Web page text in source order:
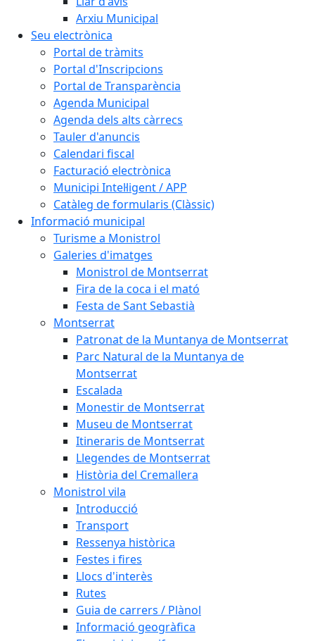
Arxiu Municipal
Seu electrònica
Portal de tràmits
Portal d'Inscripcions
Portal de Transparència
Agenda Municipal
Agenda dels alts càrrecs
Tauler d'anuncis
Calendari fiscal
Facturació electrònica
Municipi Intel·ligent / APP
Catàleg de formularis (Clàssic)
Informació municipal
Turisme a Monistrol
Galeries d'imatges
Monistrol de Montserrat
Fira de la coca i el mató
Festa de Sant Sebastià
Montserrat
Patronat de la Muntanya de Montserrat
Parc Natural de la Muntanya de
Montserrat
Escalada
Monestir de Montserrat
Museu de Montserrat
Itineraris de Montserrat
Llegendes de Montserrat
Història del Cremallera
Monistrol vila
Introducció
Transport
Ressenya històrica
Festes i fires
Llocs d'interès
Rutes
Guia de carrers / Plànol
Informació geogràfica